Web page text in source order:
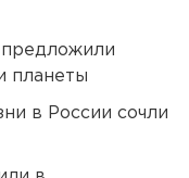
предложили
планеты
в России сочли